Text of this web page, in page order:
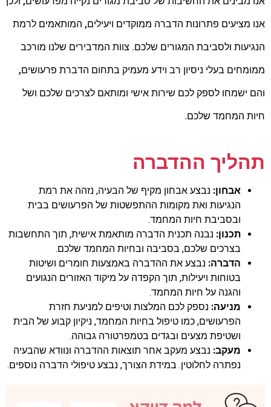
אנו מציעים פתרונות הדברה ממוקדים ויעילים, המותאמים לרמת
הנגיעות ולסביבת המגורים שלכם. צוות המדבירים שלנו מורכב
ממומחים בעלי ניסיון רב וידע מעמיק בתחום הדברת פרעושים,
והם ישמחו לספק לכם שירות אישי ומותאם לצרכים שלכם ושל
חיות המחמד שלכם.
תהליך ההדברה
אבחון: נבצע אבחון מקיף של הבעיה, נזהה את רמת
הנגיעות ואת מקומות ההתפשטות של הפרעושים בבית
ובסביבת חיות המחמד.
תכנון: נבנה תכנית הדברה מותאמת אישית, תוך התחשבות
בצרכים שלכם, בסביבה ובחיות המחמד שלכם.
הדברה: נבצע את ההדברה באמצעות חומרים ושיטות
בטוחות ויעילות, תוך הקפדה על מיקוד האזורים הנגועים
והגנה על חיות המחמד.
מניעה: נספק לכם המלצות וטיפים למניעת חזרת
הפרעושים, כמו טיפול בחיות המחמד, ניקיון קבוע של הבית
ושטיפת מצעים ובגדים בטמפרטורה גבוהה.
מעקב: נבצע מעקב אחר תוצאות ההדברה ונוודא שהבעיה
נפתרה לחלוטין. במידת הצורך, נבצע טיפולי הדברה נוספים.